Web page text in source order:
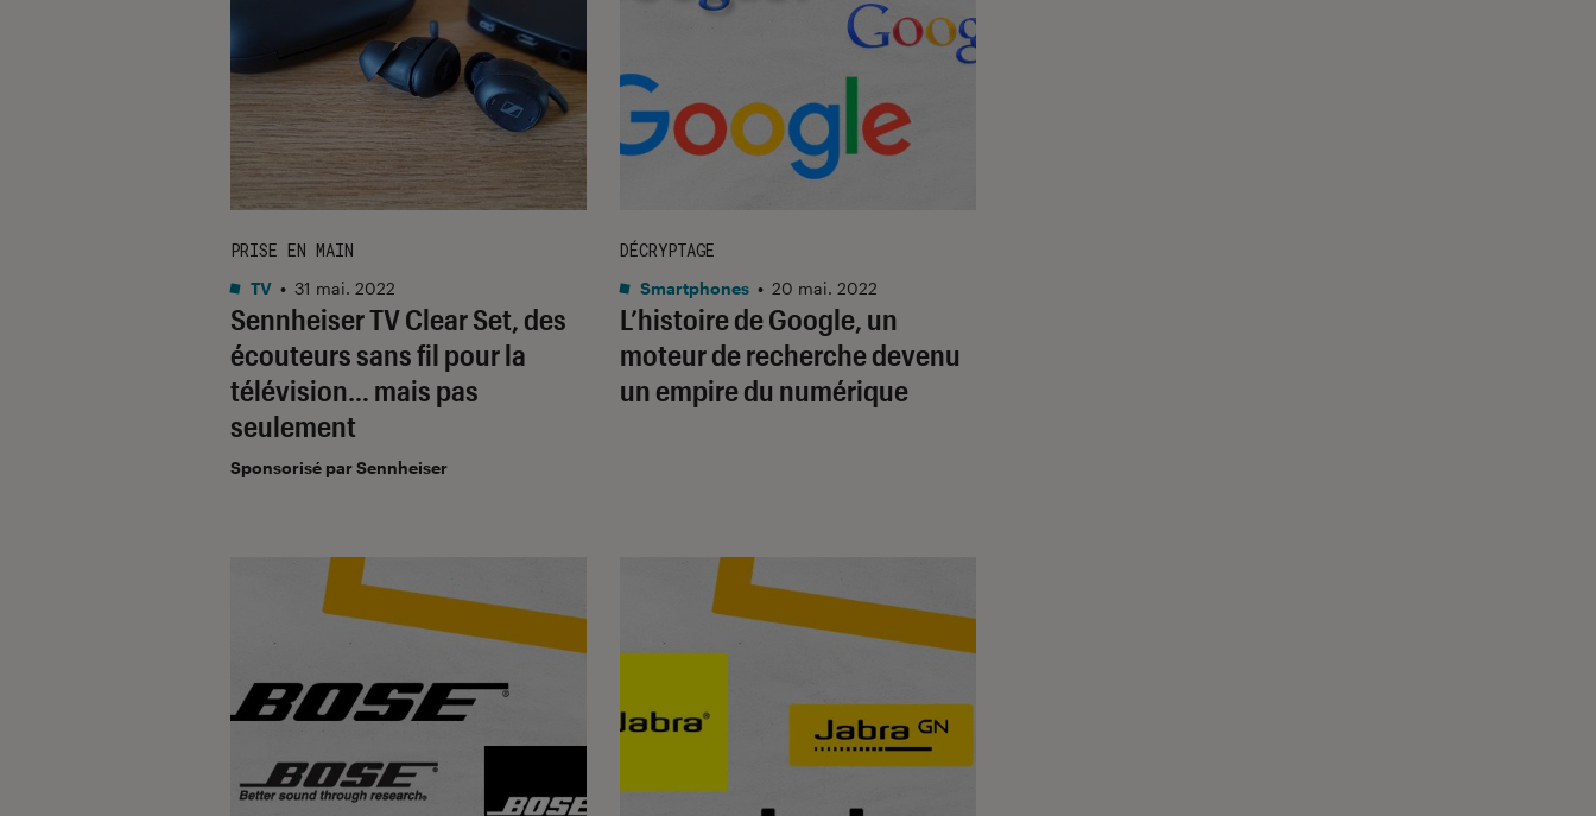
Sennheiser TV Clear Set, des
écouteurs sans fil pour la
télévision… mais pas
seulement
PRISE EN MAIN
TV • 31 mai. 2022
Sponsorisé par Sennheiser
L’histoire de Google, un
moteur de recherche devenu
un empire du numérique
DÉCRYPTAGE
Smartphones • 20 mai. 2022